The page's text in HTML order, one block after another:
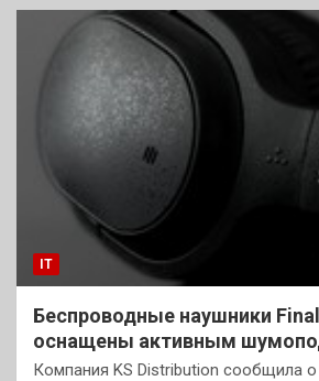
IT
Беспроводные наушники
оснащены активным
Компания KS Distribution сообщила